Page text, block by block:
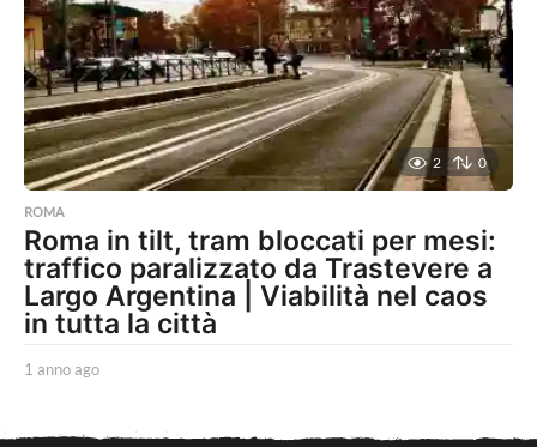
a
g
o
2 0
ROMA
Roma in tilt, tram bloccati per mesi:
traffico paralizzato da Trastevere a
Largo Argentina | Viabilità nel caos
in tutta la città
1 anno ago
n